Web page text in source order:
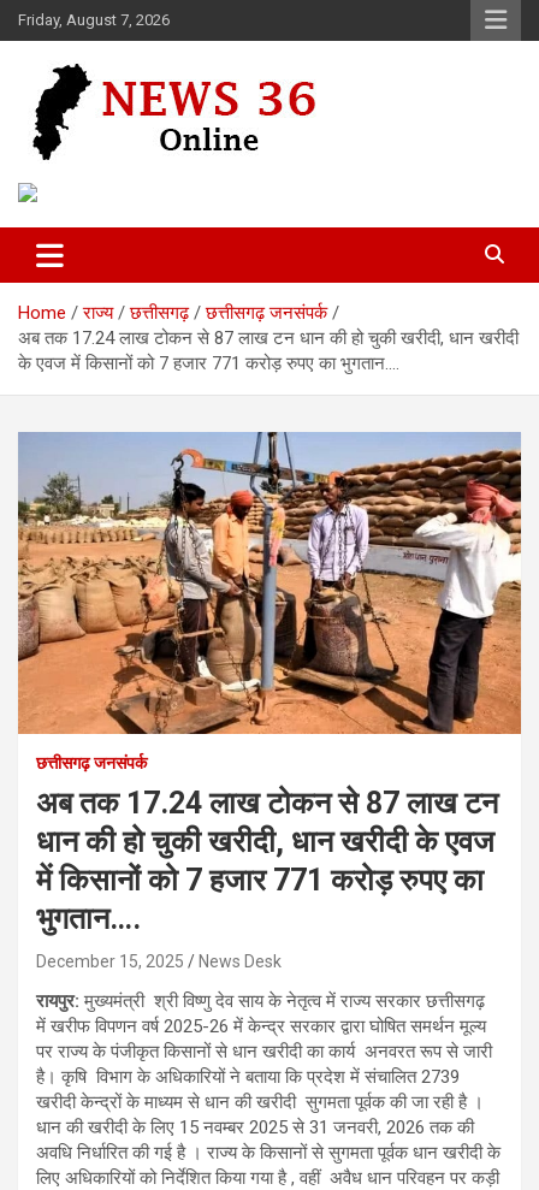
Skip
to
Friday, August 7, 2026
News 36
Home राज्य छत्तीसगढ़
छत्तीसगढ़ जनसंपर्क
अब तक 17.24 लाख टोकन से 87 लाख टन धान की हो चुकी खरीदी, धान खरीदी
के एवज में किसानों को 7 हजार 771 करोड़ रुपए का भुगतान….
छत्तीसगढ़ जनसंपर्क
अब तक 17.24 लाख टोकन से 87 लाख टन
धान की हो चुकी खरीदी, धान खरीदी के एवज
में किसानों को 7 हजार 771 करोड़ रुपए का
भुगतान….
December 15, 2025 News Desk
रायपुर:मुख्यमंत्री श्री विष्णु देव साय के नेतृत्व में राज्य सरकार छत्तीसगढ़
में खरीफ विपणन वर्ष 2025-26 में केन्द्र सरकार द्वारा घोषित समर्थन मूल्य
पर राज्य के पंजीकृत किसानों से धान खरीदी का कार्य अनवरत रूप से जारी
है। कृषि विभाग के अधिकारियों ने बताया कि प्रदेश में संचालित 2739
खरीदी केन्द्रों के माध्यम से धान की खरीदी सुगमता पूर्वक की जा रही है ।
धान की खरीदी के लिए 15 नवम्बर 2025 से 31 जनवरी, 2026 तक की
अवधि निर्धारित की गई है । राज्य के किसानों से सुगमता पूर्वक धान खरीदी के
लिए अधिकारियों को निर्देशित किया गया है , वहीं अवैध धान परिवहन पर कड़ी